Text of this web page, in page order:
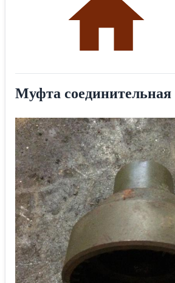
Муфта соединительная